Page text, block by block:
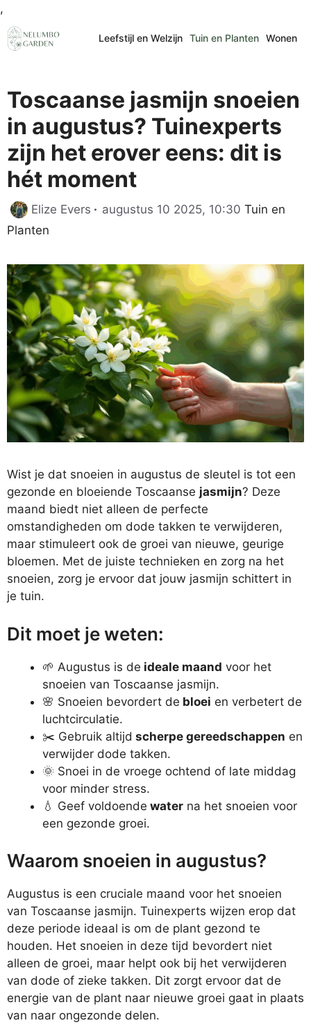
,
naar
de
Leefstijl en Welzijn Tuin en Planten Wonen
Toscaanse jasmijn snoeien
in augustus? Tuinexperts
zijn het erover eens: dit is
hét moment
Elize Evers augustus 10 2025, 10:30 Categorieën
Tuin en
Planten
Wist je dat snoeien in augustus de sleutel is tot een
gezonde en bloeiende Toscaanse jasmijn? Deze
maand biedt niet alleen de perfecte
omstandigheden om dode takken te verwijderen,
maar stimuleert ook de groei van nieuwe, geurige
bloemen. Met de juiste technieken en zorg na het
snoeien, zorg je ervoor dat jouw jasmijn schittert in
je tuin.
Dit moet je weten:
🌱 Augustus is de ideale maand voor het
snoeien van Toscaanse jasmijn.
🌸 Snoeien bevordert de bloei en verbetert de
luchtcirculatie.
✂️ Gebruik altijd scherpe gereedschappen en
verwijder dode takken.
🌞 Snoei in de vroege ochtend of late middag
voor minder stress.
💧 Geef voldoende water na het snoeien voor
een gezonde groei.
Waarom snoeien in augustus?
Augustus is een cruciale maand voor het snoeien
van Toscaanse jasmijn. Tuinexperts wijzen erop dat
deze periode ideaal is om de plant gezond te
houden. Het snoeien in deze tijd bevordert niet
alleen de groei, maar helpt ook bij het verwijderen
van dode of zieke takken. Dit zorgt ervoor dat de
energie van de plant naar nieuwe groei gaat in plaats
van naar ongezonde delen.